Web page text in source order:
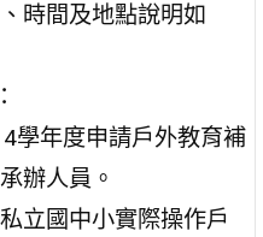
時間及地點說明如
學年度申請戶外教育補
辦人員。
立國中小實際操作戶